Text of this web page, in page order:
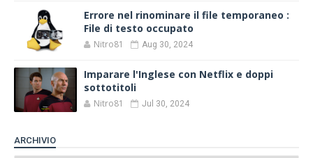
Errore nel rinominare il file temporaneo :
File di testo occupato
Nitro81 Aug 30, 2024
Imparare l'Inglese con Netflix e doppi
sottotitoli
Nitro81 Jul 30, 2024
ARCHIVIO